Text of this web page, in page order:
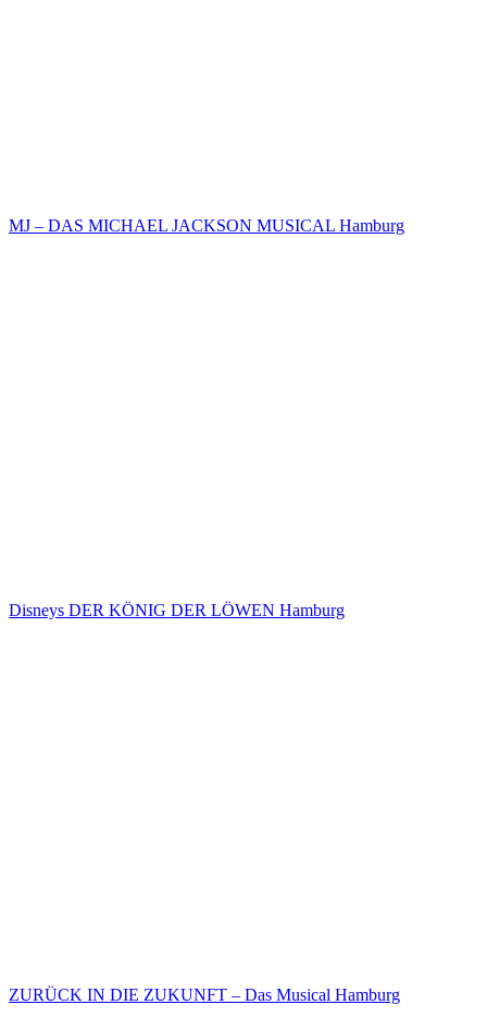
MJ – DAS MICHAEL JACKSON MUSICAL Hamburg
Disneys DER KÖNIG DER LÖWEN Hamburg
ZURÜCK IN DIE ZUKUNFT – Das Musical Hamburg